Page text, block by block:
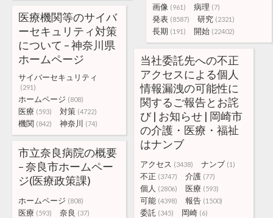
画像 (961) 病理 (7)
発表 (8587) 研究 (2321)
長期 (191) 開始 (22402)
医療機関等のサイバ
ーセキュリティ対策
について – 神奈川県
ホームページ
サイバーセキュリティ
(291)
ホームページ (808)
医療 (593) 対策 (4722)
機関 (842) 神奈川 (74)
当社委託先への不正
アクセスによる個人
情報漏洩の可能性に
関するご報告とお詫
び | お知らせ | 岡崎市
の介護・医療・福祉
はナンブ
アクセス (3438) ナンブ (1)
不正 (3747) 介護 (77)
個人 (2806) 医療 (593)
可能 (4398) 報告 (1500)
委託 (345) 岡崎 (6)
市立奈良病院の概要
– 奈良市ホームペー
ジ(医療政策課)
ホームページ (808)
医療 (593) 奈良 (37)